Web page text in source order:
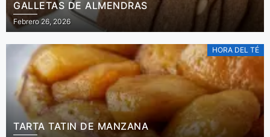
GALLETAS DE ALMENDRAS
Febrero 26, 2026
HORA DEL TÉ
TARTA TATIN DE MANZANA